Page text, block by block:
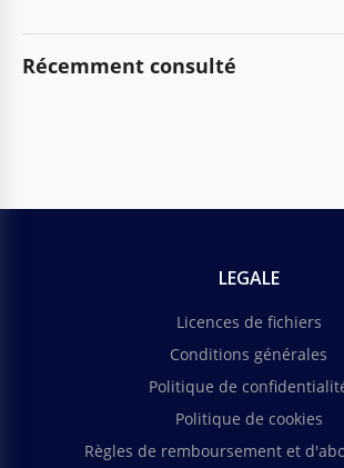
Récemment consulté
LEGALE
Licences de fichiers
Conditions générales
Politique de
Politique de cookies
Règles de remboursement et